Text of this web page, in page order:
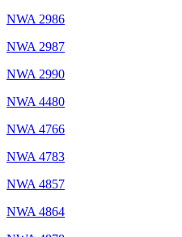
NWA 2986
NWA 2987
NWA 2990
NWA 4480
NWA 4766
NWA 4783
NWA 4857
NWA 4864